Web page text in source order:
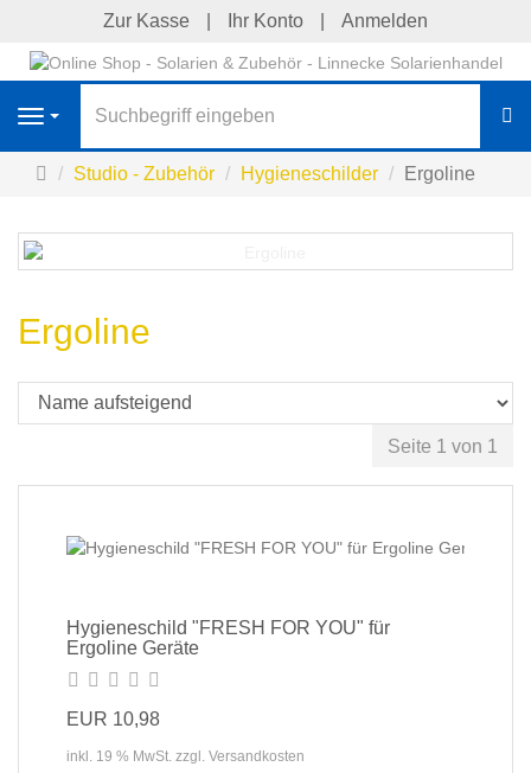
Zur Kasse Ihr Konto Anmelden
Navigation
Startseite
Studio - Zubehör Hygieneschilder Ergoline
Ergoline
Seite 1 von 1
Hygieneschild "FRESH FOR YOU" für
Ergoline Geräte
EUR 10,98
inkl. 19 % MwSt. zzgl. Versandkosten